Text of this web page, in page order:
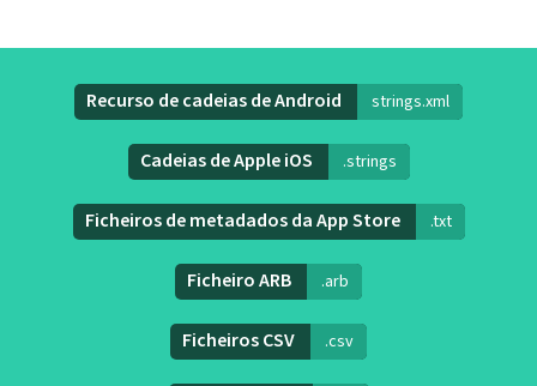
Recurso de cadeias de Android strings.xml
Cadeias de Apple iOS .strings
Ficheiros de metadados da App Store .txt
Ficheiro ARB .arb
Ficheiros CSV .csv